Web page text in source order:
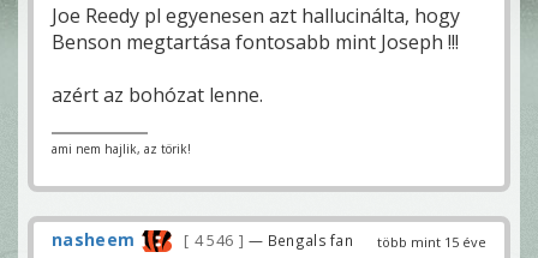
Joe Reedy pl egyenesen azt hallucinálta, hogy
Benson megtartása fontosabb mint Joseph !!!
azért az bohózat lenne.
ami nem hajlik, az törik!
több mint 15 éve
nasheem 4 546 — Bengals fan